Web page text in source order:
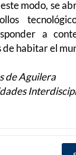
modo, se
a
habitar el
de Aguilera